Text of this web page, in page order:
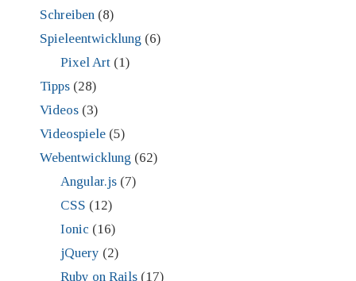
Schreiben (8)
Spieleentwicklung (6)
Pixel Art(1)
Tipps (28)
Videos (3)
Videospiele (5)
Webentwicklung (62)
Angular.js(7)
CSS (12)
Ionic (16)
jQuery (2)
Ruby on Rails(17)